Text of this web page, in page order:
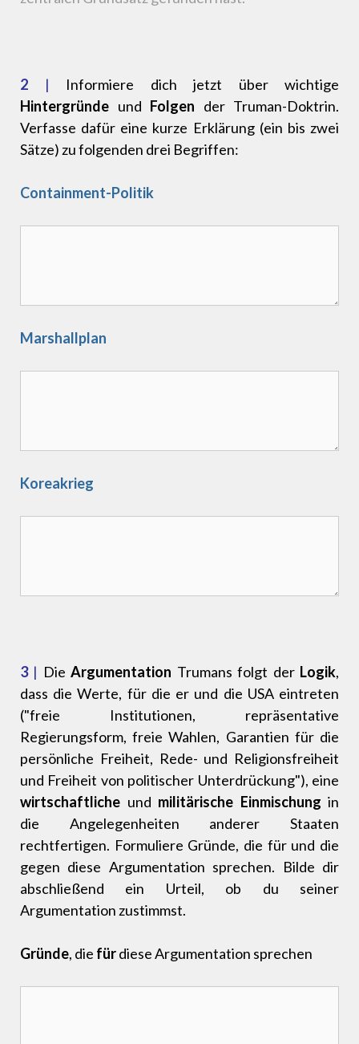
2 | Informiere dich jetzt über wichtige
Hintergründe und Folgen der Truman-Doktrin.
Verfasse dafür eine kurze Erklärung (ein bis zwei
Sätze) zu folgenden drei Begriffen:
Containment-Politik
Marshallplan
Koreakrieg
3| DieArgumentation Trumans folgt der Logik,
dass die Werte, für die er und die USA eintreten
("freie Institutionen, repräsentative
Regierungsform, freie Wahlen, Garantien für die
persönliche Freiheit, Rede- und Religionsfreiheit
und Freiheit von politischer Unterdrückung"), eine
wirtschaftliche und militärische Einmischung in
die Angelegenheiten anderer Staaten
rechtfertigen. Formuliere Gründe, die für und die
gegen diese Argumentation sprechen. Bilde dir
abschließend ein Urteil, ob du seiner
Argumentation zustimmst.
Gründe, die fürdiese Argumentation sprechen